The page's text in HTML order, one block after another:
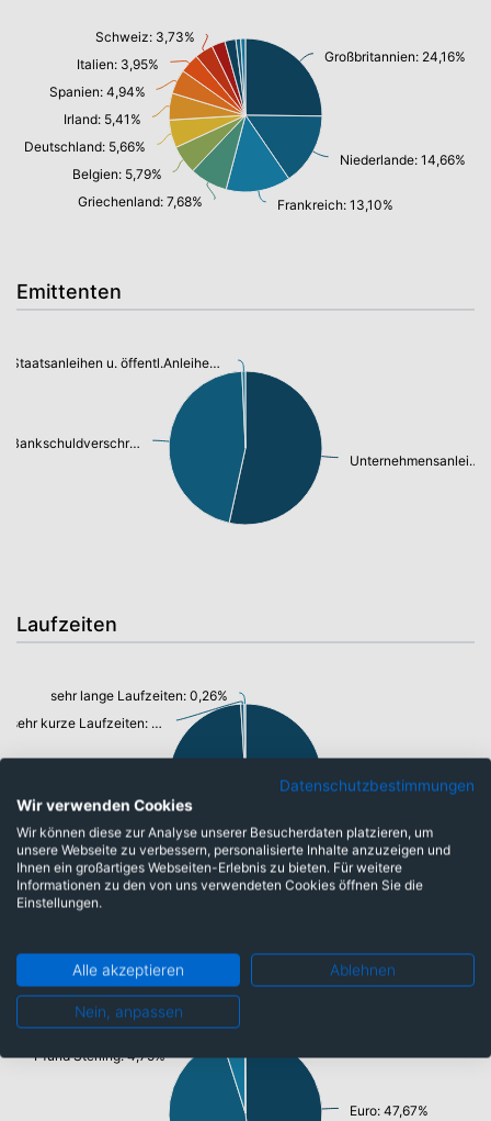
Großbritannien: 24,16%
Niederlande: 14,66%
Frankreich: 13,10%
Griechenland: 7,68%
Belgien: 5,79%
Deutschland: 5,66%
Irland: 5,41%
Spanien: 4,94%
Italien: 3,95%
Schweiz: 3,73%
Emittenten
Unternehmensanleihen: 51,29%
Bankschuldverschreibung: 44,01%
Staatsanleihen u. öffentl.Anleihen: 0,69%
Laufzeiten
open end: 95,04%
sehr kurze Laufzeiten: 0,69%
sehr lange Laufzeiten: 0,26%
Währungen
Euro: 47,67%
Pfund Sterling: 4,75%
Australische Dollar: 0,10%
Datenschutzbestimmungen
Wir verwenden Cookies
Wir können diese zur Analyse unserer Besucherdaten platzieren, um
unsere Webseite zu verbessern, personalisierte Inhalte anzuzeigen und
Ihnen ein großartiges Webseiten-Erlebnis zu bieten. Für weitere
Informationen zu den von uns verwendeten Cookies öffnen Sie die
Einstellungen.
Alle akzeptieren Ablehnen
Nein, anpassen